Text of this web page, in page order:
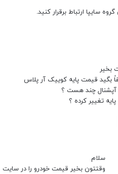
سایپا ارتباط برقرار کنید.
بخیر
بگید قیمت پایه کوییک آر پلاس
آپشنال چند هست ؟
تغییر کرده ؟
سلام
وقتتون بخیر قیمت خودرو را در سایت